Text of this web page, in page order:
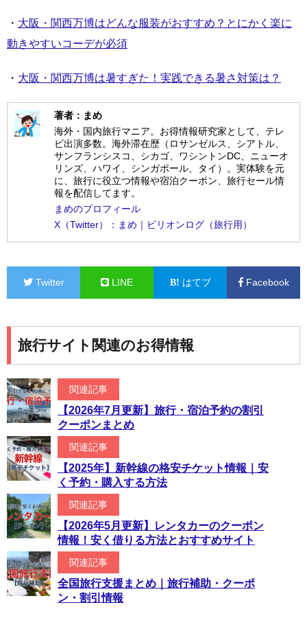
・ 大阪・関西万博はどんな服装がおすすめ？とにかく楽に
動きやすいコーデが必須
・ 大阪・関西万博は暑すぎた！実践できる暑さ対策は？
著者：まめ
海外・国内旅行マニア。お得情報研究家として、テレ
ビ出演多数。海外滞在歴（ロサンゼルス、シアトル、
サンフランシスコ、シカゴ、ワシントンDC、ニューオ
リンズ、ハワイ、シンガポール、タイ）。実体験を元
に、旅行に役立つ情報や宿泊クーポン、旅行セール情
報を配信してます。
まめのプロフィール
X（Twitter）：まめ｜ビリオンログ（旅行用）
Twitter LINE はてブ Facebook
旅行サイト関連のお得情報
関連記事
【2026年7月更新】旅行・宿泊予約の割引
クーポンまとめ
関連記事
【2025年】新幹線の格安チケット情報｜安
く予約・購入する方法
関連記事
【2026年5月更新】レンタカーのクーポン
情報！安く借りる方法とおすすめサイト
関連記事
全国旅行支援まとめ｜旅行補助・クーポ
ン・割引情報